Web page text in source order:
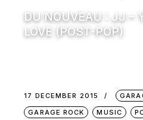
DU NOUVEAU : JJ –
LOVE (POST-POP)
17 DECEMBER 2015
GARAGE ROCK
MUSIC